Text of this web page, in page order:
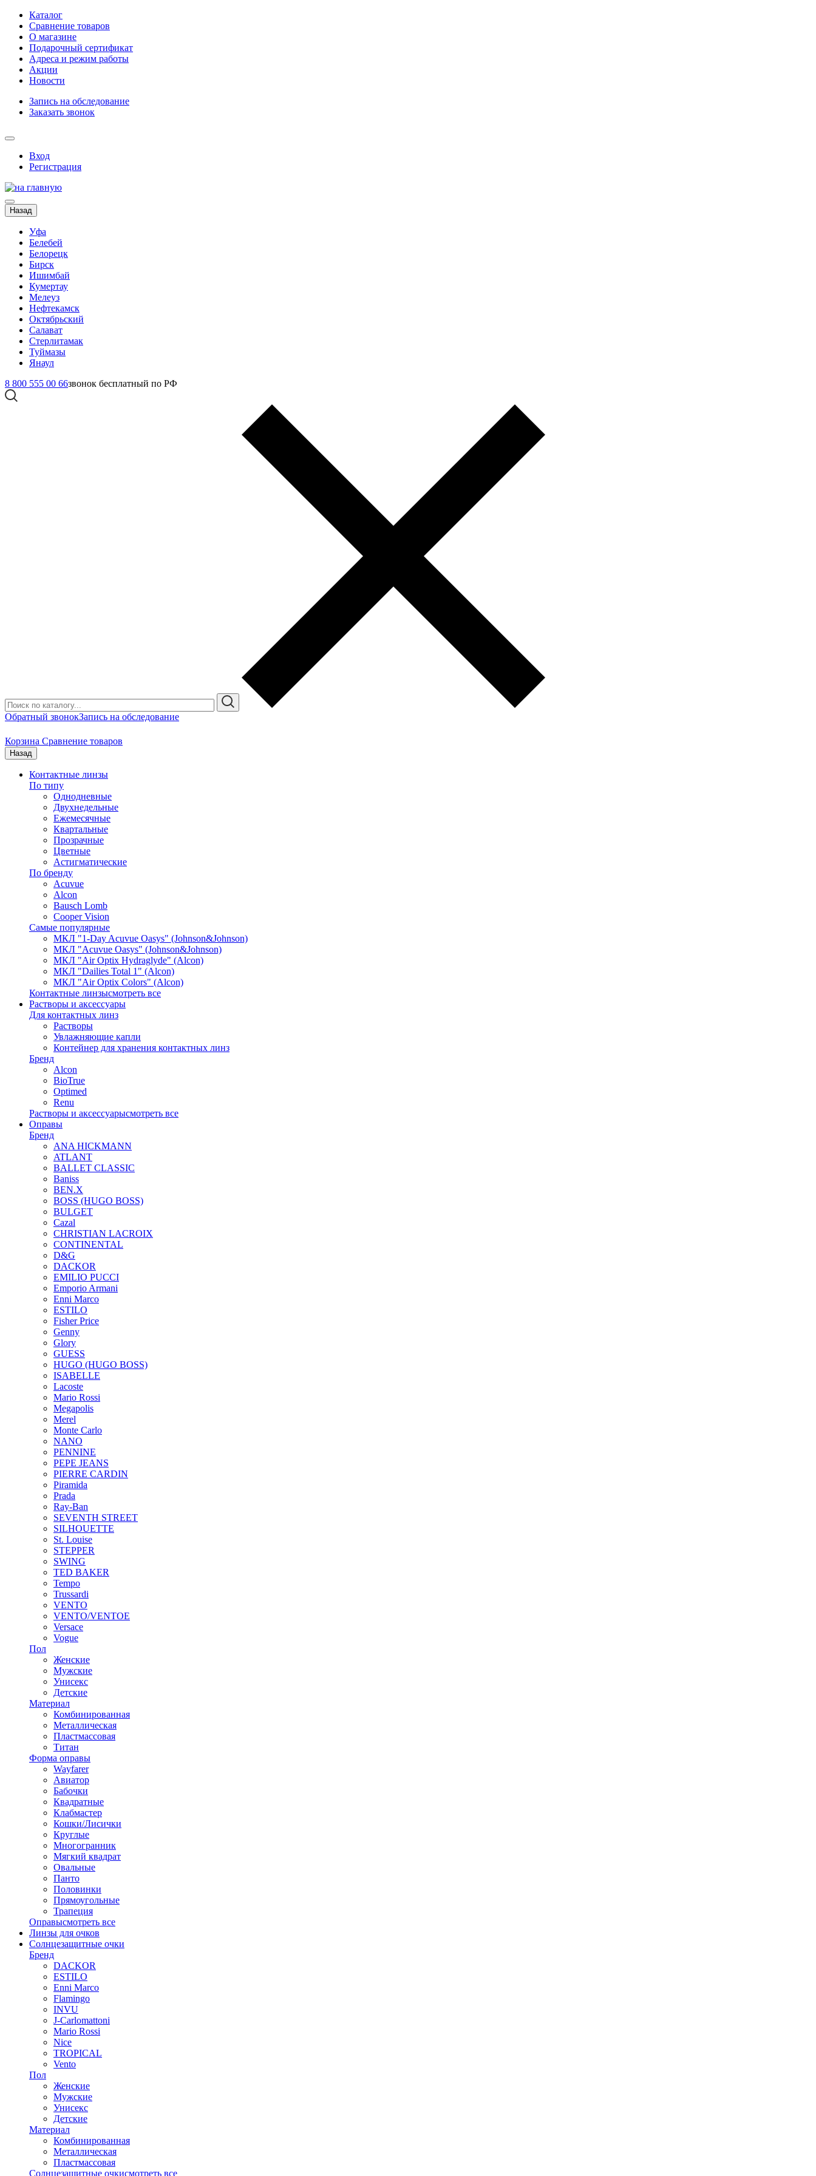
Каталог
Сравнение товаров
О магазине
Подарочный сертификат
Адреса и режим работы
Акции
Новости
Запись на обследование
Заказать звонок
Вход
Регистрация
Назад
Уфа
Белебей
Белорецк
Бирск
Ишимбай
Кумертау
Мелеуз
Нефтекамск
Октябрьский
Салават
Стерлитамак
Туймазы
Янаул
8 800 555 00 66звонок бесплатный по РФ
Обратный звонокЗапись на обследование
Корзина Сравнение товаров
Назад
Контактные линзы
По типу
Однодневные
Двухнедельные
Ежемесячные
Квартальные
Прозрачные
Цветные
Астигматические
По бренду
Acuvue
Alcon
Bausch Lomb
Cooper Vision
Самые популярные
МКЛ "1-Day Acuvue Oasys" (Johnson&Johnson)
МКЛ "Acuvue Oasys" (Johnson&Johnson)
МКЛ "Air Optix Hydraglyde" (Alcon)
МКЛ "Dailies Total 1" (Alcon)
МКЛ "Air Optix Colors" (Alcon)
Контактные линзысмотреть все
Растворы и аксессуары
Для контактных линз
Растворы
Увлажняющие капли
Контейнер для хранения контактных линз
Бренд
Alcon
BioTrue
Optimed
Renu
Растворы и аксессуарысмотреть все
Оправы
Бренд
ANA HICKMANN
ATLANT
BALLET CLASSIC
Baniss
BEN.X
BOSS (HUGO BOSS)
BULGET
Cazal
CHRISTIAN LACROIX
CONTINENTAL
D&G
DACKOR
EMILIO PUCCI
Emporio Armani
Enni Marco
ESTILO
Fisher Price
Genny
Glory
GUESS
HUGO (HUGO BOSS)
ISABELLE
Lacoste
Mario Rossi
Megapolis
Merel
Monte Carlo
NANO
PENNINE
PEPE JEANS
PIERRE CARDIN
Piramida
Prada
Ray-Ban
SEVENTH STREET
SILHOUETTE
St. Louise
STEPPER
SWING
TED BAKER
Tempo
Trussardi
VENTO
VENTO/VENTOE
Versace
Vogue
Пол
Женские
Мужские
Унисекс
Детские
Материал
Комбинированная
Металлическая
Пластмассовая
Титан
Форма оправы
Wayfarer
Авиатор
Бабочки
Квадратные
Клабмастер
Кошки/Лисички
Круглые
Многогранник
Мягкий квадрат
Овальные
Панто
Половинки
Прямоугольные
Трапеция
Оправысмотреть все
Линзы для очков
Солнцезащитные очки
Бренд
DACKOR
ESTILO
Enni Marco
Flamingo
INVU
J-Carlomattoni
Mario Rossi
Nice
TROPICAL
Vento
Пол
Женские
Мужские
Унисекс
Детские
Материал
Комбинированная
Металлическая
Пластмассовая
Солнцезащитные очкисмотреть все